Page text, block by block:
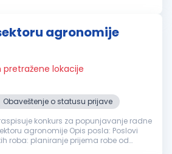
agronomije
pretražene lokacije
Obaveštenje o statusu prijave
raspisuje konkurs za popunjavanje radne
pozicije: Logističar u sektoru agronomije Opis posla: Poslovi
roba: planiranje prijema robe od